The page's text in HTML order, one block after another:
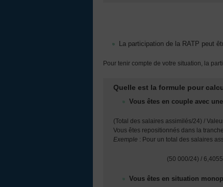
La participation de la RATP peut
Pour tenir compte de votre situation, la
Quelle est la formule pour
Vous êtes en couple avec
(Total des salaires assimilés/24) /
Vous êtes repositionnés dans la
Exemple : Pour un total des salaires
(50 000/24) /
Vous êtes en situation